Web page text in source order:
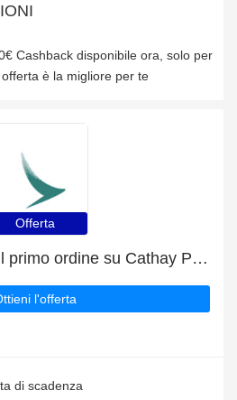
Cashback disponibile ora, solo per
è la migliore per te
Offerta
Sconto del 4% per il primo ordine su Cathay Pacific Airways
l'offerta
di scadenza